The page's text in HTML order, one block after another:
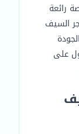
رائعة
السيف
على